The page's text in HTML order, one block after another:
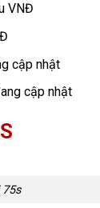
VNĐ
cập nhật
cập nhật
75s